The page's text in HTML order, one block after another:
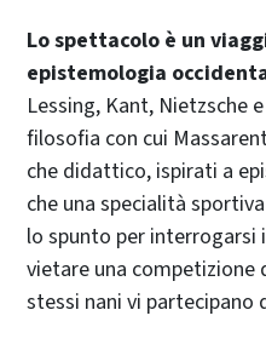
Lo spettacolo è un
epistemologia
Lessing, Kant, Nietzsche
filosofia con cui
che didattico, ispirati a
che una specialità
lo spunto per interrogarsi
vietare una
stessi nani vi partecipano